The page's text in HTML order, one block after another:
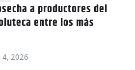
a productores del
entre los más
4, 2026